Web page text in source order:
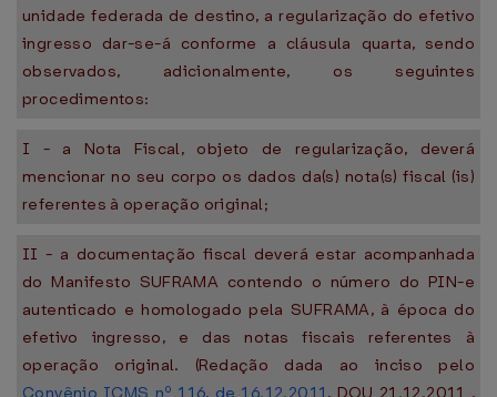
unidade federada de destino, a regularização do efetivo
ingresso dar-se-á conforme a cláusula quarta, sendo
observados, adicionalmente, os seguintes
procedimentos:
I - a Nota Fiscal, objeto de regularização, deverá
mencionar no seu corpo os dados da(s) nota(s) fiscal (is)
referentes à operação original;
II - a documentação fiscal deverá estar acompanhada
do Manifesto SUFRAMA contendo o número do PIN-e
autenticado e homologado pela SUFRAMA, à época do
efetivo ingresso, e das notas fiscais referentes à
operação original. (Redação dada ao inciso pelo
Convênio ICMS nº 116, de 16.12.2011 , DOU 21.12.2011 ,